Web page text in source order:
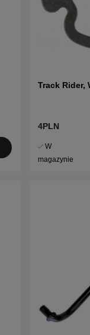
Track Rider,
4PLN
W
magazynie